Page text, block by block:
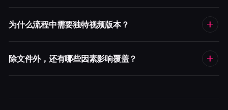
为什么流程中需要独特视频版本？
除文件外，还有哪些因素影响覆盖？